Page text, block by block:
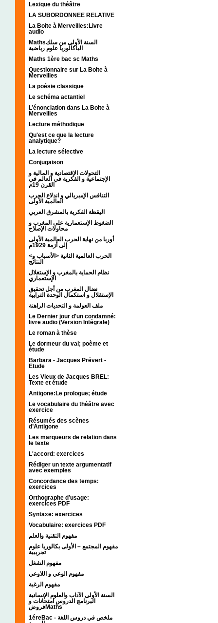
Lexique du théâtre
LA SUBORDONNEE RELATIVE
La Boite à Merveilles:Livre
audio
Mathsالسنة الأولى من سلك
الباكالوريا علوم رياضية
Maths 1ère bac sc Maths
Questionnaire sur La Boite à
Merveilles
La poésie classique
Le schéma actantiel
L’énonciation dans La Boite à
Merveilles
Lecture méthodique
Qu'est ce que la lecture
analytique?
La lecture sélective
Conjugaison
التحولات الإقتصادية و المالية و
الإجتماعية و الفكرية في العالم في
القرن 19م
التنافس الإمبريالي و اندلاع الحرب
العالمية الأولى
اليقظة الفكرية بالمشرق العربي
الضغوط الإستعمارية على المغرب و
محاولات الإصلاح
أوربا من نهاية الحرب العالمية الأولى
إلى أزمة 1929م
<الحرب العالمية الثانية <الأسباب و
النتائج
نظام الحماية بالمغرب و الإستغلال
الإستعماري
نضال المغرب من أجل تحقيق
الإستقلال و استكمال الوحدة الترابية
ملف العولمة و التحديات الراهنة
Le Dernier jour d'un condamné:
livre audio (Version Intégrale)
Le roman à thèse
Le dormeur du val; poème et
étude
Barbara - Jacques Prévert -
Etude
Les Vieux de Jacques BREL:
Texte et étude
Antigone:Le prologue; étude
Le vocabulaire du théâtre avec
exercice
Résumés des scènes
d’Antigone
Les marqueurs de relation dans
le texte
L'accord: exercices
Rédiger un texte argumentatif
avec exemples
Concordance des temps:
exercices
Orthographe d’usage:
exercices PDF
Syntaxe: exercices
Vocabulaire: exercices PDF
مفهوم التقنية والعلم
مفهوم المجتمع – الأولى بكالوريا علوم
تجريبية
مفهوم الشغل
مفهوم الوعي و اللاوعي
مفهوم الرغبة
السنة الأولى الآداب والعلوم الإنسانية
البرنامج الدروس امتحانات و
فروضMaths
1éreBac - ملخص في دروس اللغة